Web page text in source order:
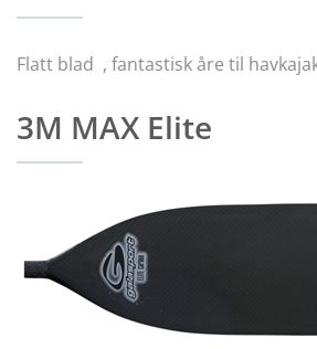
Flatt blad , fantastisk åre til
3M MAX Elite